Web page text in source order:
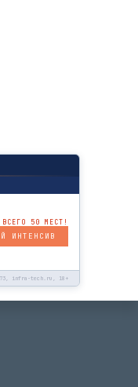
ВСЕГО 50 МЕСТ!
ИНТЕНСИВ
infra-tech.ru, 18+